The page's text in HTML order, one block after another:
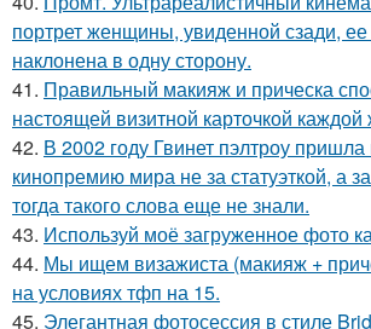
портрет женщины, увиденной сзади, ее
наклонена в одну сторону.
41. Правильный макияж и прическа
настоящей визитной карточкой
42. В 2002 году Гвинет пэлтроу
кинопремию мира не за статуэткой, а
тогда такого слова еще не знали.
43. Используй моё загруженное фото
44. Мы ищем визажиста (макияж +
на условиях тфп на 15.
45. Элегантная фотосессия в стиле